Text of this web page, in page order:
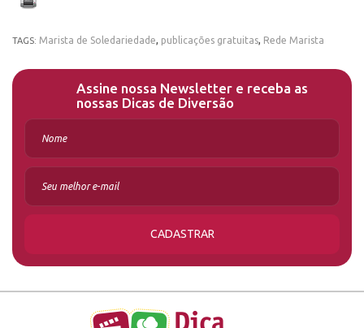
TAGS: Marista de Soledariedade, publicações gratuitas, Rede Marista
Assine nossa Newsletter e receba as
nossas Dicas de Diversão
CADASTRAR